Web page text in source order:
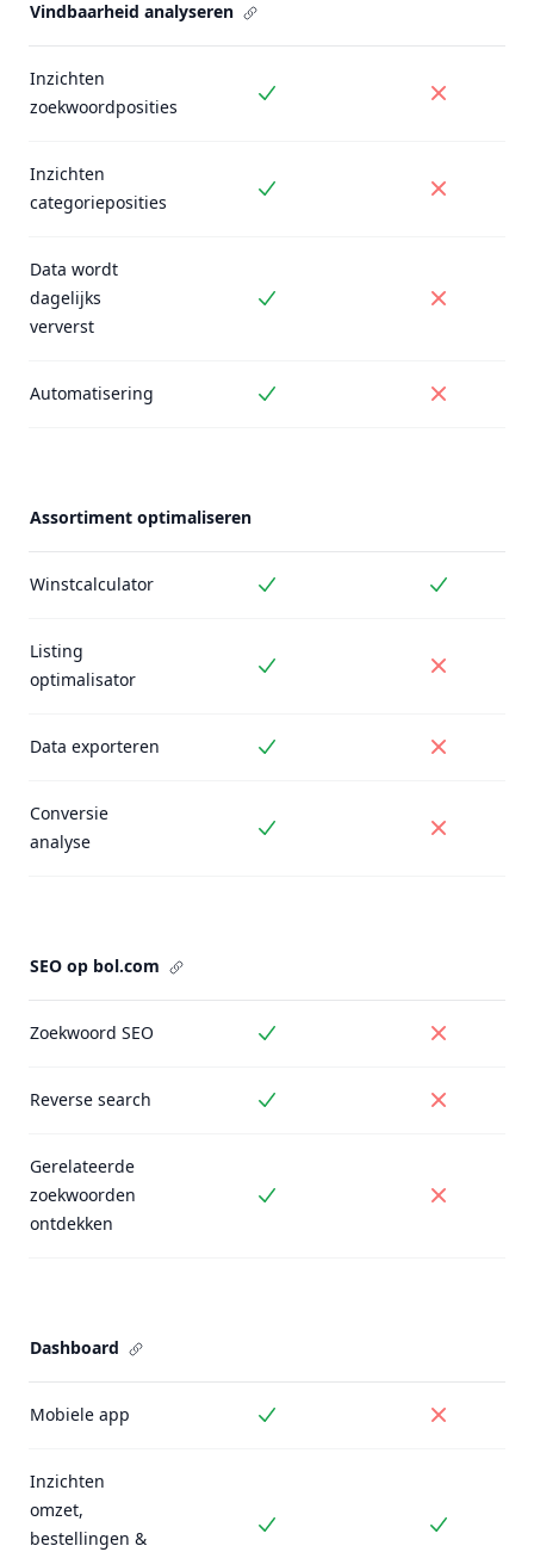
Vindbaarheid analyseren
Inzichten
zoekwoordposities
Inbegrepen Niet
Inzichten
categorieposities
Inbegrepen Niet
Data wordt
dagelijks
ververst
Inbegrepen Niet
Automatisering Inbegrepen Niet
Assortiment optimaliseren
Winstcalculator Inbegrepen
Listing
optimalisator
Inbegrepen Niet
Data exporteren Inbegrepen Niet
Conversie
analyse
Inbegrepen Niet
SEO op bol.com
Zoekwoord SEO Inbegrepen Niet
Reverse search Inbegrepen Niet
Gerelateerde
zoekwoorden
ontdekken
Inbegrepen Niet
Dashboard
Mobiele app Inbegrepen Niet
Inzichten
omzet,
bestellingen &
Inbegrepen